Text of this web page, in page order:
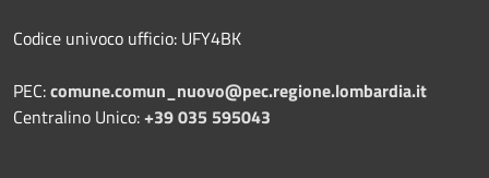
Codice univoco ufficio: UFY4BK
PEC:comune.comun_nuovo@pec.regione.lombardia.it
Centralino Unico:+39 035 595043